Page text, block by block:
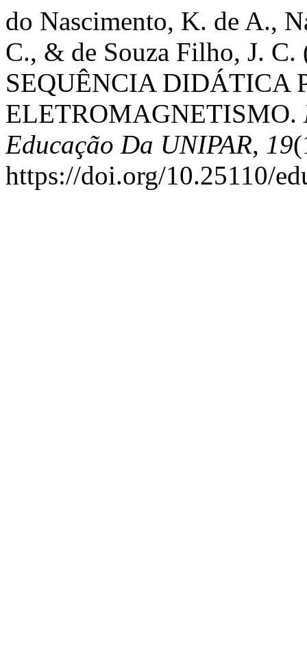
do Nascimento, K. de A.,
C., & de Souza Filho, J.
SEQUÊNCIA DIDÁTICA
ELETROMAGNETISMO.
Educação Da UNIPAR, 19
https://doi.org/10.25110/